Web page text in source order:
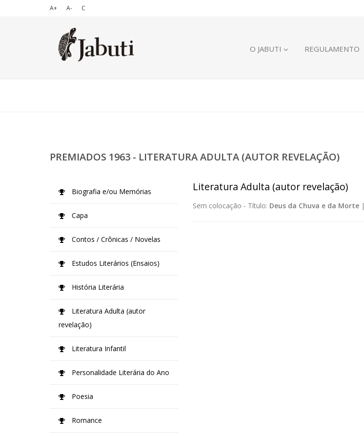
A+ A- C
O JABUTI REGULAMENTO
PREMIADOS 1963 - LITERATURA ADULTA (AUTOR REVELAÇÃO)
Literatura Adulta (autor revelação)
Sem colocação - Título: Deus da Chuva e da Morte|
Biografia e/ou Memórias
Capa
Contos / Crônicas / Novelas
Estudos Literários (Ensaios)
História Literária
Literatura Adulta (autor
revelação)
Literatura Infantil
Personalidade Literária do Ano
Poesia
Romance